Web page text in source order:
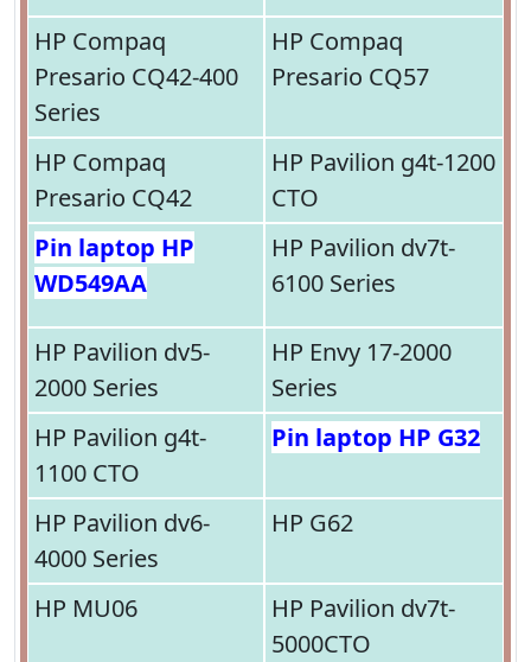
HP Compaq
Presario CQ42-400
Series
HP Compaq
Presario CQ57
HP Compaq
Presario CQ42
HP Pavilion g4t-1200
CTO
Pin laptop HP
WD549AA
HP Pavilion dv7t-
6100 Series
HP Pavilion dv5-
2000 Series
HP Envy 17-2000
Series
HP Pavilion g4t-
1100 CTO
Pin laptop HP G32
HP Pavilion dv6-
4000 Series
HP G62
HP MU06
HP Pavilion dv7t-
5000CTO